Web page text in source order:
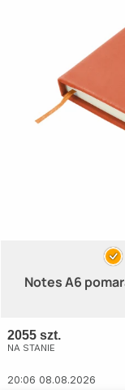
Notes A6
2055 szt.
NA STANIE
20:06 08.08.2026